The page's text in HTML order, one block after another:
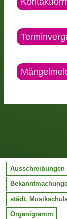
Ausschreibungen
städt.
Organigramm